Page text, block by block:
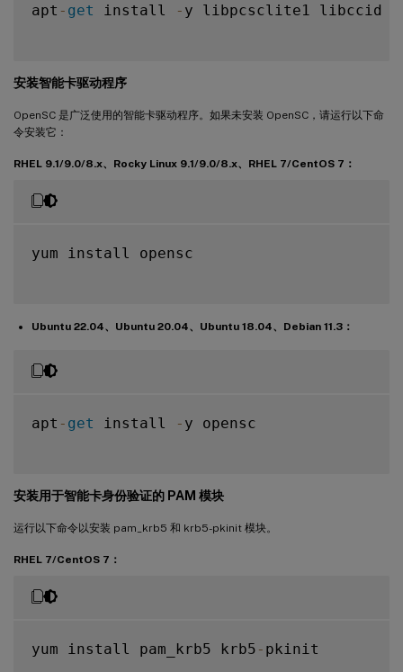
apt - get install - y libpcsclite1 libccid
安装智能卡驱动程序
OpenSC 是广泛使用的智能卡驱动程序。如果未安装 OpenSC，请运行以下命
令安装它：
RHEL 9.1/9.0/8.x、Rocky Linux 9.1/9.0/8.x、RHEL 7/CentOS 7：
yum install opensc
Ubuntu 22.04、Ubuntu 20.04、Ubuntu 18.04、Debian 11.3：
apt - get install - y opensc
安装用于智能卡身份验证的 PAM 模块
运行以下命令以安装 pam_krb5 和 krb5-pkinit 模块。
RHEL 7/CentOS 7：
yum install pam_krb5 krb5 - pkinit